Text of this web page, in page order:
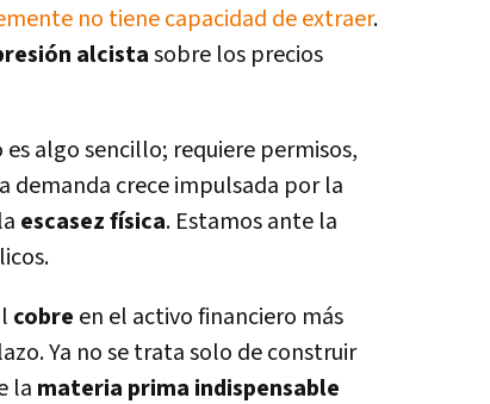
no tiene capacidad de extraer.
alcistasobre los precios
algo sencillo; requiere permisos,
demanda crece impulsada por la
escasez física. Estamos ante la
cobre en el activo financiero más
Ya no se trata solo de construir
la materia prima indispensable